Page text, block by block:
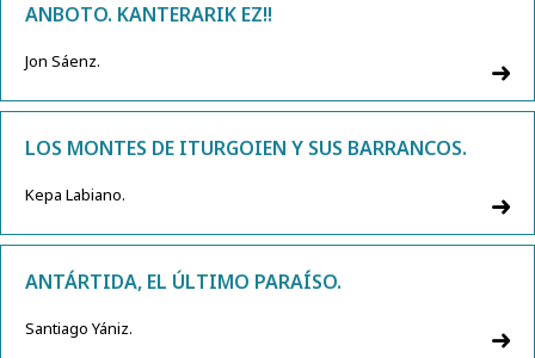
ANBOTO. KANTERARIK EZ!!
Jon Sáenz.
LOS MONTES DE ITURGOIEN Y SUS BARRANCOS.
Kepa Labiano.
ANTÁRTIDA, EL ÚLTIMO PARAÍSO.
Santiago Yániz.